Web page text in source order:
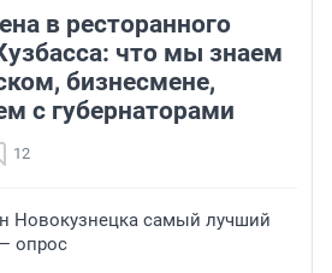
в ресторанного
что мы знаем
бизнесмене,
с губернаторами
12
Новокузнецка самый лучший
опрос